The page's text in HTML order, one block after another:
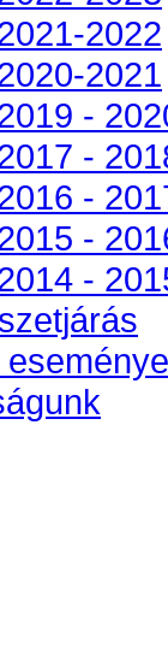
2022
2021
-
-
-
-
-